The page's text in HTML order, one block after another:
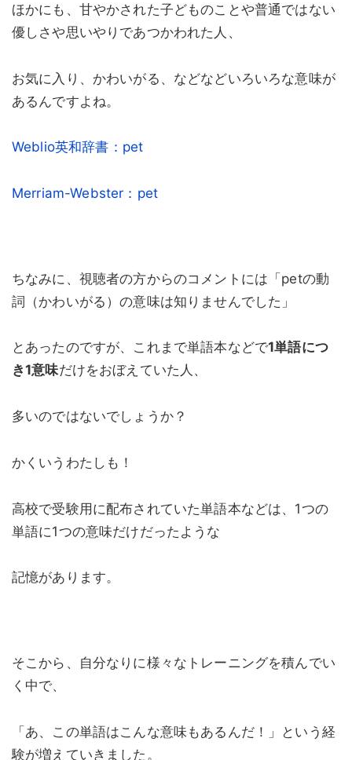
ほかにも、甘やかされた子どものことや普通ではない
優しさや思いやりであつかわれた人、
お気に入り、かわいがる、などなどいろいろな意味が
あるんですよね。
Weblio英和辞書：pet
Merriam-Webster：pet
ちなみに、視聴者の方からのコメントには「petの動
詞（かわいがる）の意味は知りませんでした」
とあったのですが、これまで単語本などで1単語につ
き1意味だけをおぼえていた人、
多いのではないでしょうか？
かくいうわたしも！
高校で受験用に配布されていた単語本などは、1つの
単語に1つの意味だけだったような
記憶があります。
そこから、自分なりに様々なトレーニングを積んでい
く中で、
「あ、この単語はこんな意味もあるんだ！」という経
験が増えていきました。